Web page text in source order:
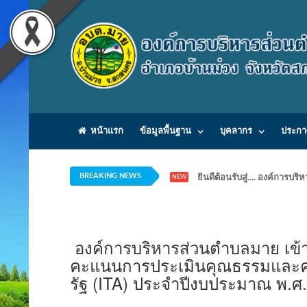
หน้าแรก ข้อมูลพื้นฐาน บุคลากร ประก
BREAKING NEWS NEW ยินดีต้อนรับสู่.... องค์การบริ
องค์การบริหารส่วนตำบลมาย เ
คะแนนการประเมินคุณธรรมและ
รัฐ (ITA) ประจำปีงบประมาณ พ.